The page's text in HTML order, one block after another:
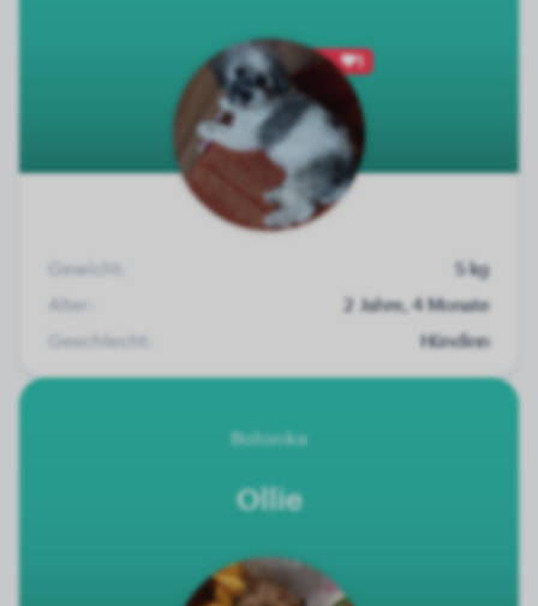
1
Gewicht:
5 kg
Alter:
2 Jahre, 4 Monate
Geschlecht:
Hündinn
Bolonka
Ollie